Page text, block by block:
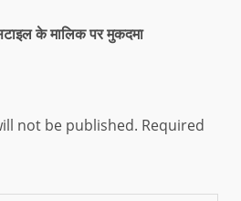
के मालिक पर मुकदमा
not be published. Required